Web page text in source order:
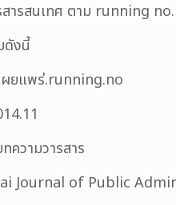
เทศ ตาม running no.
ดังนี้
ผยแพร่.running.no
วามวารสาร
of Public